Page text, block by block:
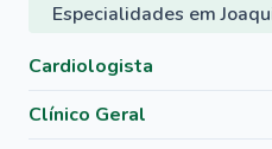
Especialidades em
Cardiologista
Clínico Geral